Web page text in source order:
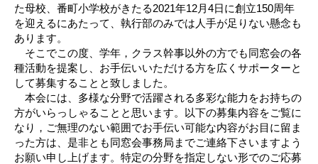
た母校、番町小学校がきたる2021年12月4日に創立150周年
を迎えるにあたって、執行部のみでは人手が足りない懸念も
あります。
そこでこの度、学年，クラス幹事以外の方でも同窓会の各
種活動を提案し、お手伝いいただける方を広くサポーターと
して募集することと致しました。
本会には、多様な分野で活躍される多彩な能力をお持ちの
方がいらっしゃることと思います。以下の募集内容をご覧に
なり，ご無理のない範囲でお手伝い可能な内容がお目に留ま
った方は、是非とも同窓会事務局までご連絡下さいますよう
お願い申し上げます。特定の分野を指定しない形でのご応募